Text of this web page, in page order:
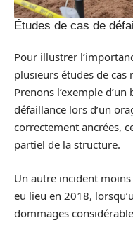
Études de cas de
Pour illustrer
plusieurs études de cas
Prenons l’exemple
défaillance lors d’un
correctement ancrées,
partiel de la structure.
Un autre incident
eu lieu en 2018,
dommages